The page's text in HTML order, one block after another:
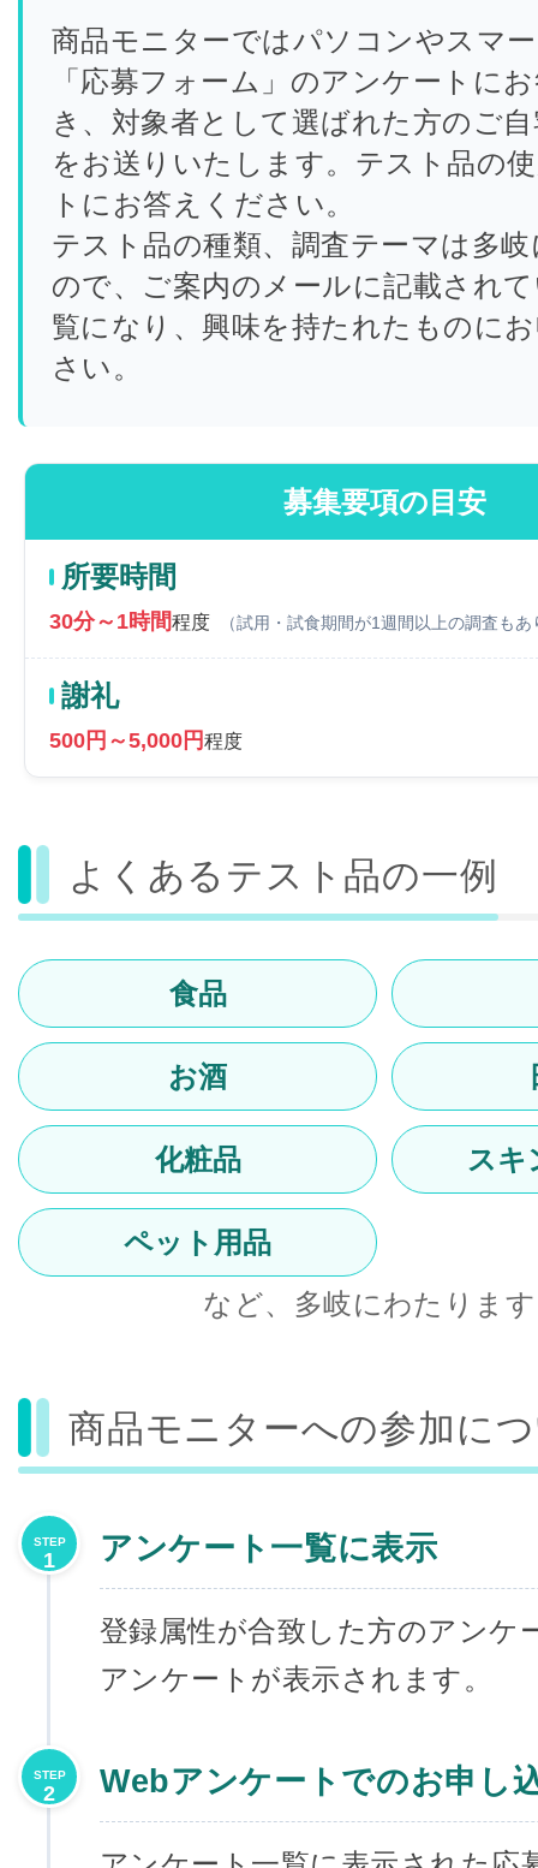
商品モニターではパソコンやスマ
「応募フォーム」のアンケートに
き、対象者として選ばれた方のご
をお送りいたします。テスト品の
トにお答えください。
テスト品の種類、調査テーマは多
ので、ご案内のメールに記載され
覧になり、興味を持たれたものに
さい。
募集要項の目安
所要時間
30分～1時間程度 （試用・試食期間が1週間以上の調査もあ
謝礼
500円～5,000円程度
よくあるテスト品の一例
食品
お酒
化粧品 スキ
ペット用品
など、多岐にわたりま
商品モニターへの参加に
STEP
1 アンケート一覧に表示
登録属性が合致した方のアンケ
アンケートが表示されます。
STEP
2 Webアンケートでのお申し